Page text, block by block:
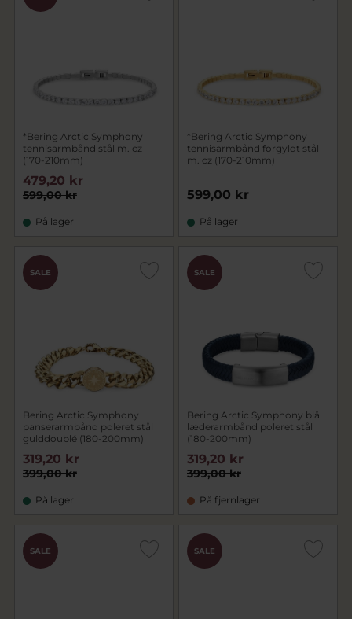
*Bering Arctic Symphony
tennisarmbånd stål m. cz
(170-210mm)
599,00 kr
479,20 kr
På lager
*Bering Arctic Symphony
tennisarmbånd forgyldt stål
m. cz (170-210mm)
599,00 kr
På lager
SALE
Bering Arctic Symphony
panserarmbånd poleret stål
gulddoublé (180-200mm)
399,00 kr
319,20 kr
På lager
SALE
Bering Arctic Symphony blå
læderarmbånd poleret stål
(180-200mm)
399,00 kr
319,20 kr
På fjernlager
SALE SALE